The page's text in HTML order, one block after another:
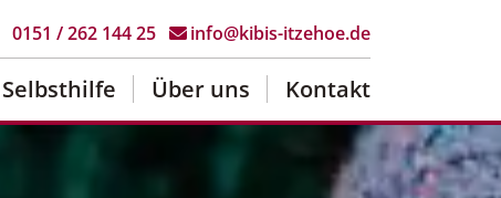
0151 / 262 144 25 info@kibis-itzehoe.de
Selbsthilfe Über uns Kontakt